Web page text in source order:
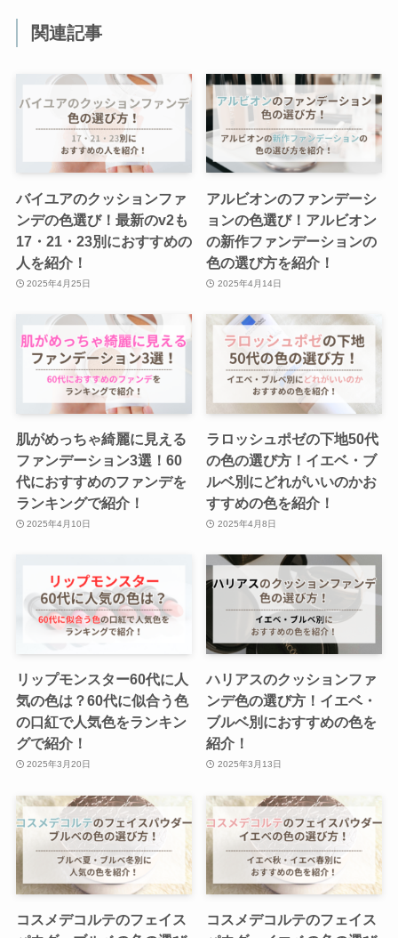
関連記事
バイユアのクッションファ
ンデの色選び！最新のv2も
17・21・23別におすすめの
人を紹介！
2025年4月25日
アルビオンのファンデーシ
ョンの色選び！アルビオン
の新作ファンデーションの
色の選び方を紹介！
2025年4月14日
肌がめっちゃ綺麗に見える
ファンデーション3選！60
代におすすめのファンデを
ランキングで紹介！
2025年4月10日
ラロッシュポゼの下地50代
の色の選び方！イエベ・ブ
ルベ別にどれがいいのかお
すすめの色を紹介！
2025年4月8日
リップモンスター60代に人
気の色は？60代に似合う色
の口紅で人気色をランキン
グで紹介！
2025年3月20日
ハリアスのクッションファ
ンデ色の選び方！イエベ・
ブルベ別におすすめの色を
紹介！
2025年3月13日
コスメデコルテのフェイス
コスメデコルテのフェイス